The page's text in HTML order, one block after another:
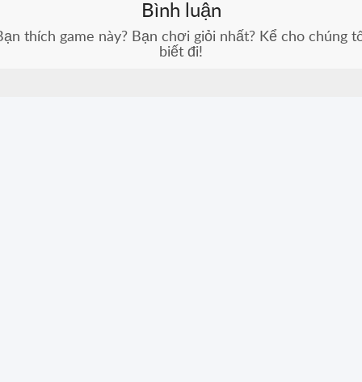
Bình luận
thích game này? Bạn chơi giỏi nhất? Kể cho chúng
biết đi!